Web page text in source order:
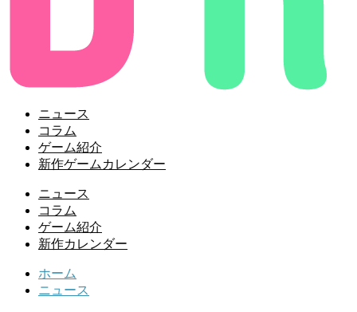
ニュース
コラム
ゲーム紹介
新作ゲームカレンダー
ニュース
コラム
ゲーム紹介
新作カレンダー
ホーム
ニュース